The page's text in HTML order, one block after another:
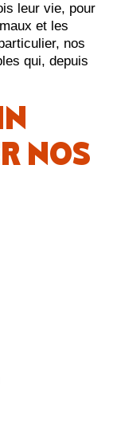
leur vie, pour
et les
nos
qui, depuis
NOS